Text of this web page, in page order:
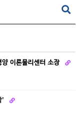
이론물리센터 소장